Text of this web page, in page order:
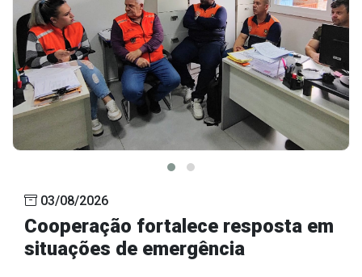
03/08/2026
Cooperação fortalece resposta em
situações de emergência